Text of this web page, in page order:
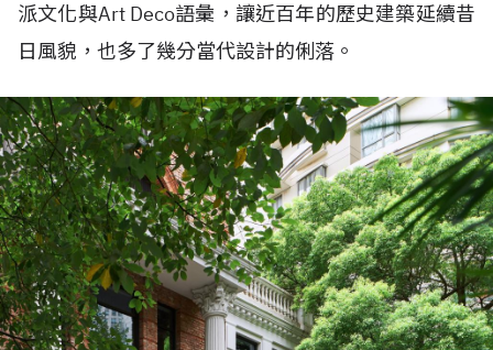
派文化與Art Deco語彙，讓近百年的歷史建築延續昔
日風貌，也多了幾分當代設計的俐落。